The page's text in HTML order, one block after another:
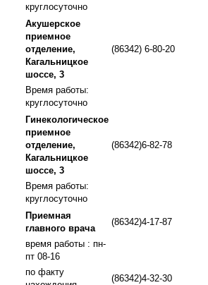
круглосуточно
Акушерское
приемное
отделение,
Кагальницкое
шоссе, 3
(86342) 6-80-20
Время работы:
круглосуточно
Гинекологическое
приемное
отделение,
Кагальницкое
шоссе, 3
(86342)6-82-78
Время работы:
круглосуточно
Приемная
главного врача
(86342)4-17-87
время работы : пн-
пт 08-16
по факту
(86342)4-32-30